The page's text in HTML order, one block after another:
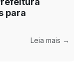
para
Leia mais →